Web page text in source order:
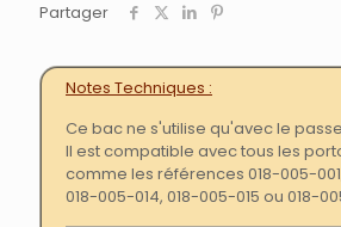
Partager
Notes Techniques
Ce bac ne s'utilise qu'avec le
Il est compatible avec tous les
comme les références 018-005-
018-005-014, 018-005-015 ou 018-